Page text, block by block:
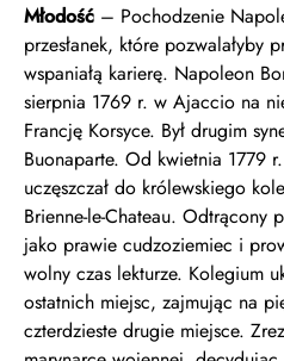
Młodość – Pochodzenie
przesłanek, które pozwalałyby
wspaniałą karierę. Napoleon
sierpnia 1769 r. w Ajaccio na
Francję Korsyce. Był drugim
Buonaparte. Od kwietnia 1779
uczęszczał do królewskiego
Brienne-le-Chateau. Odtrącony
jako prawie cudzoziemiec i
wolny czas lekturze. Kolegium
ostatnich miejsc, zajmując na
czterdzieste drugie miejsce.